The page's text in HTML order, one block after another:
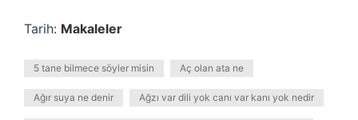
Tarih: Makaleler
5 tane bilmece söyler misin Aç olan ata ne
Ağır suya ne denir Ağzı var dili yok canı var kanı yok nedir